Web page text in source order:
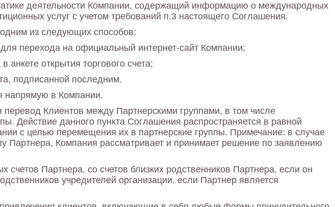
деятельности Компании, содержащий информацию о международных
услуг с учетом требований п.3 настоящего Соглашения.
из следующих способов:
перехода на официальный интернет-сайт Компании;
открытия торгового счета;
подписанной последним.
напрямую в Компании.
Клиентов между Партнерскими группами, в том числе
Действие данного пункта Соглашения распространяется в равной
с целью перемещения их в партнерские группы. Примечание: в случае
Партнера, Компания рассматривает и принимает решение по заявлению
Партнера, со счетов близких родственников Партнера, если он
учредителей организации, если Партнер является